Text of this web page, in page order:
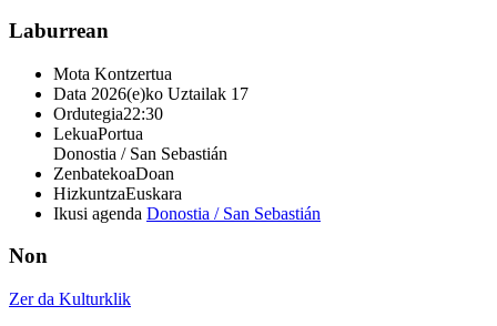
Laburrean
Mota Kontzertua
Data 2026(e)ko Uztailak 17
Ordutegia22:30
LekuaPortua
Donostia / San Sebastián
ZenbatekoaDoan
HizkuntzaEuskara
Ikusi agenda Donostia / San Sebastián
Non
Zer da Kulturklik